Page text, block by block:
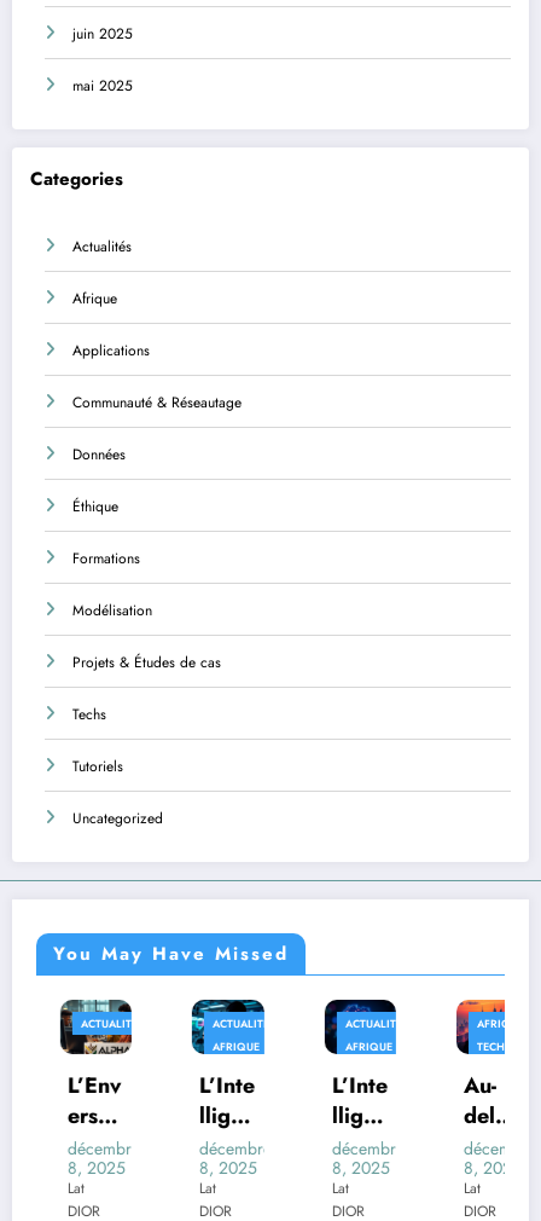
juin 2025
mai 2025
Categories
Actualités
Afrique
Applications
Communauté & Réseautage
Données
Éthique
Formations
Modélisation
Projets & Études de cas
Techs
Tutoriels
Uncategorized
You May Have Missed
ACTUALITÉS
L’Env
ers
Déco
r de
décembre
8, 2025
DIOR
ACTUALITÉS
AFRIQUE
L’Inte
lligen
Artifi
cielle
décembre
8, 2025
DIOR
ACTUALITÉS
AFRIQUE
L’Inte
lligen
Artifi
cielle
décembre
8, 2025
DIOR
AFRIQUE
TECHS
Au-
delà
des
Trans
form
décembre
8, 2025
DIOR